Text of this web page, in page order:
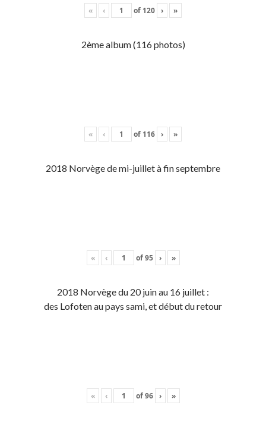
« ‹ of 120 › »
2ème album (116 photos)
« ‹ of 116 › »
2018 Norvège de mi-juillet à fin septembre
« ‹ of95 › »
2018 Norvège du 20 juin au 16 juillet :
des Lofoten au pays sami, et début du retour
« ‹ of96 › »